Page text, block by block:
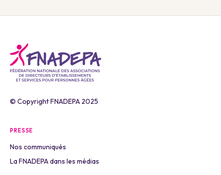
© Copyright FNADEPA 2025
PRESSE
Nos communiqués
La FNADEPA dans les médias